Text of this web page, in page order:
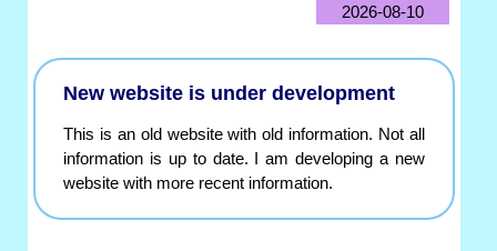
2026-08-10
New website is under development
This is an old website with old information. Not all
information is up to date. I am developing a new
website with more recent information.